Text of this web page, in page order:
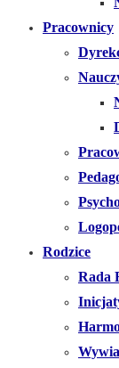
Pracownicy
Rodzice
Rada